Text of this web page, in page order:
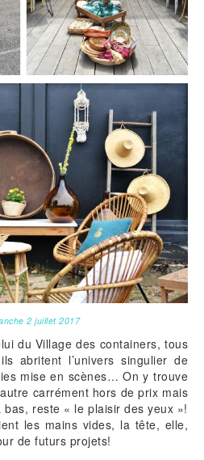
2 juillet 2017
du Village des containers, tous
abritent l’univers singulier de
mise en scènes… On y trouve
carrément hors de prix mais
bas, reste « le plaisir des yeux »!
les mains vides, la tête, elle,
de futurs projets!